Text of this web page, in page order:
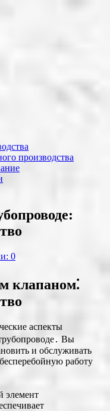
производства
0
клапаном⁚
аспекты
Вы
и обслуживать
работу
элемент